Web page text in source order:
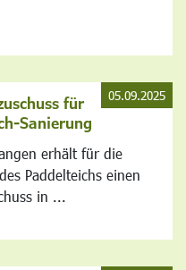
für
Sanierung
erhält für die
Paddelteichs einen
in ...
05.09.2025